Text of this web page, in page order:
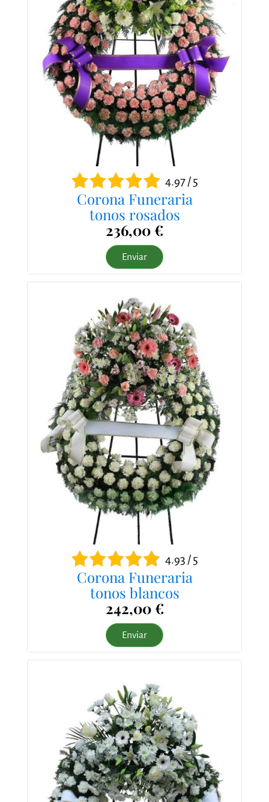
4.97 / 5
Corona Funeraria
tonos rosados
236,00 €
Enviar
4.93 / 5
Corona Funeraria
tonos blancos
242,00 €
Enviar